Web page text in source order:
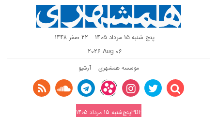
پنج شنبه 15 مرداد 1405
٢٢ صفر ١٤٤٨
2026 Aug 06
موسسه همشهری آرشیو
PDFپنج‌شنبه 15 مرداد 1405